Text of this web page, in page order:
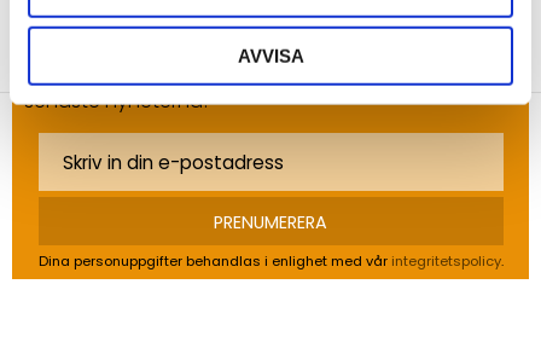
AVVISA
NYHETSBREV
Anmäl dig till vårt nyhetsbrev och ta del av de
senaste nyheterna!
PRENUMERERA
Dina personuppgifter behandlas i enlighet med vår integritetspolicy.